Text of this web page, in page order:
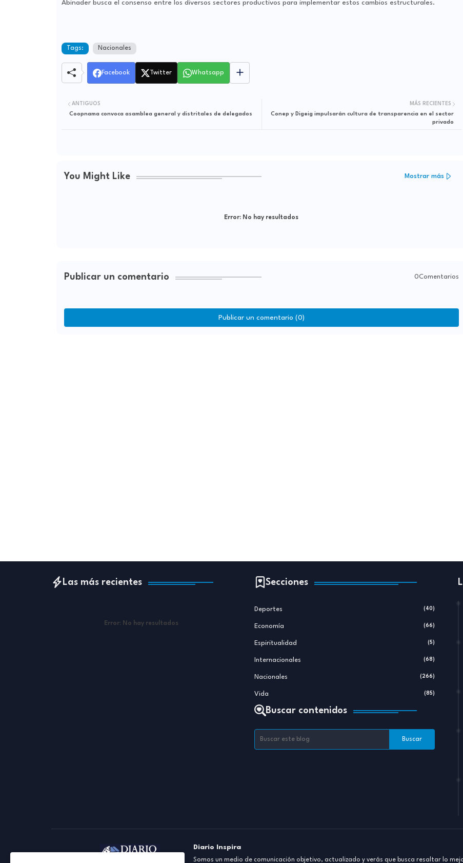
Abinader busca el consenso entre los diversos sectores productivos para implementar estos cambios estructurales.
Tags: Nacionales
Facebook Twitter Whatsapp
MÁS RECIENTES
Conep y Digeig impulsarán cultura de transparencia en el sector
privado
ANTIGUOS
Coopnama convoca asamblea general y distritales de delegados
You Might Like Mostrar más
Error: No hay resultados
Publicar un comentario 0Comentarios
Publicar un comentario (0)
Las más recientes
Error: No hay resultados
Secciones
Deportes (40)
Economía (66)
Espiritualidad (5)
Internacionales (68)
Nacionales (266)
Vida (85)
Buscar contenidos
Diario Inspira
Somos un medio de comunicación objetivo, actualizado y verás que busca resaltar lo